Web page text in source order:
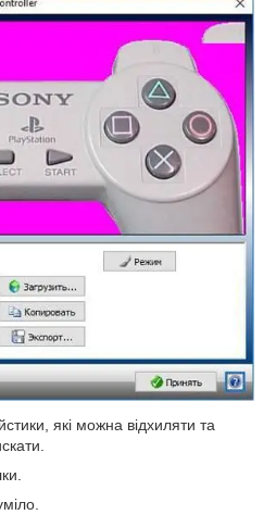
які можна відхиляти та